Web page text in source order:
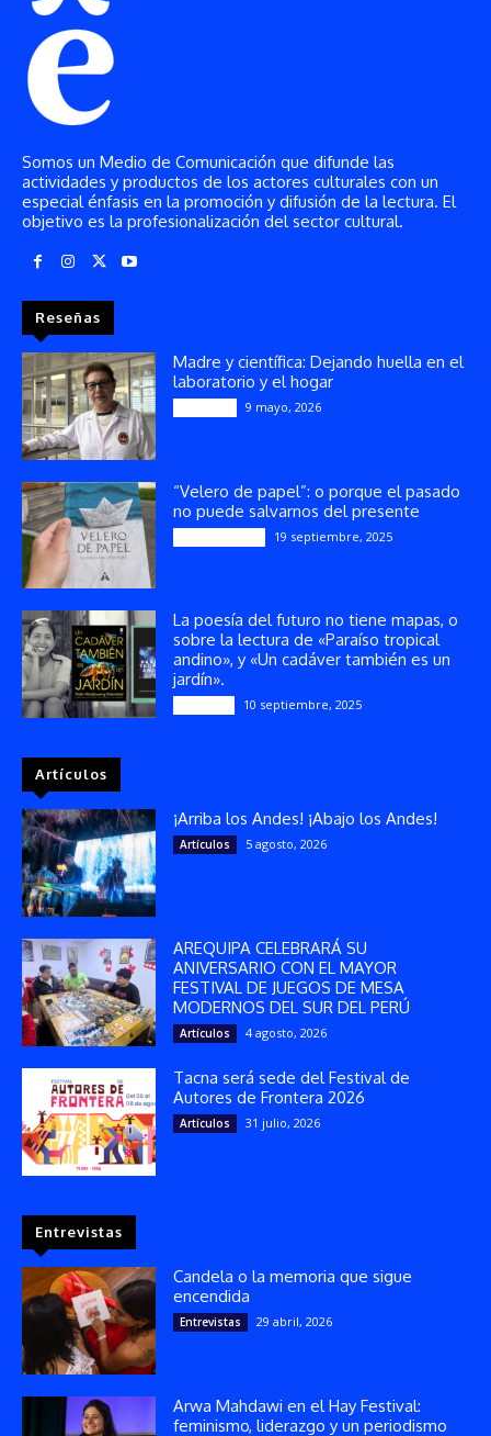
Somos un Medio de Comunicación que difunde las
actividades y productos de los actores culturales con un
especial énfasis en la promoción y difusión de la lectura. El
objetivo es la profesionalización del sector cultural.
Reseñas
Madre y científica: Dejando huella en el
laboratorio y el hogar
9 mayo, 2026
“Velero de papel”: o porque el pasado
no puede salvarnos del presente
19 septiembre, 2025
La poesía del futuro no tiene mapas, o
sobre la lectura de «Paraíso tropical
andino», y «Un cadáver también es un
jardín».
10 septiembre, 2025
Artículos
¡Arriba los Andes! ¡Abajo los Andes!
Artículos 5 agosto, 2026
AREQUIPA CELEBRARÁ SU
ANIVERSARIO CON EL MAYOR
FESTIVAL DE JUEGOS DE MESA
MODERNOS DEL SUR DEL PERÚ
Artículos 4 agosto, 2026
Tacna será sede del Festival de
Autores de Frontera 2026
Artículos 31 julio, 2026
Entrevistas
Candela o la memoria que sigue
encendida
Entrevistas 29 abril, 2026
Arwa Mahdawi en el Hay Festival:
feminismo, liderazgo y un periodismo